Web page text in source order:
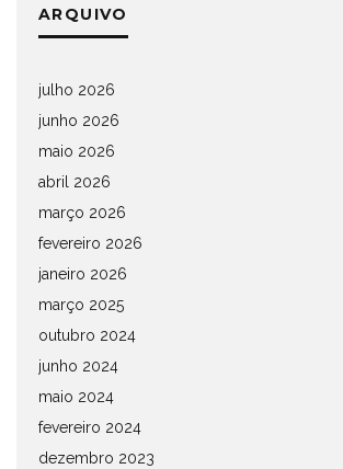
ARQUIVO
julho 2026
junho 2026
maio 2026
abril 2026
março 2026
fevereiro 2026
janeiro 2026
março 2025
outubro 2024
junho 2024
maio 2024
fevereiro 2024
dezembro 2023